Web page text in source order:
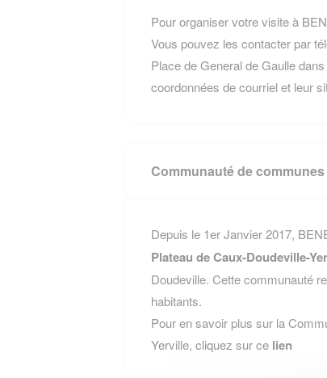
Pour organiser votre visite à
Vous pouvez les contacter par
Place de General de Gaulle
coordonnées de courriel et leur
Communauté de
Depuis le 1er Janvier 2017,
Plateau de Caux-Doudeville-
Doudeville. Cette communauté
habitants.
Pour en savoir plus sur la
Yerville, cliquez sur ce lien